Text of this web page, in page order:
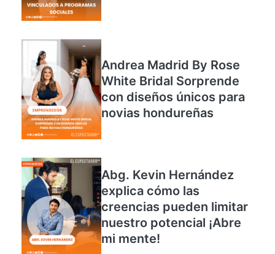
Andrea Madrid By Rose
White Bridal Sorprende
con diseños únicos para
Abg. Kevin Hernández
explica cómo las
creencias pueden limitar
nuestro potencial ¡Abre